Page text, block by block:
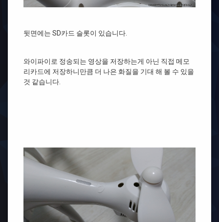
뒷면에는 SD카드 슬롯이 있습니다.
와이파이로 정송되는 영상을 저장하는게 아닌 직접 메모
리카드에 저장하니만큼 더 나은 화질을 기대 해 볼 수 있을
것 같습니다.